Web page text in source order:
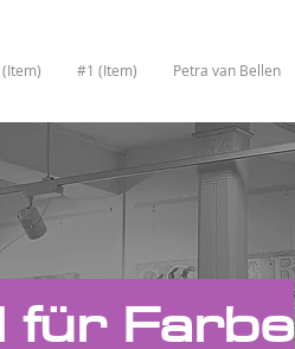
#1 (Item) Petra van Bellen
für Farbe